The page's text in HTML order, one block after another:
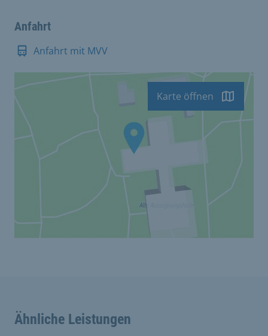
Anfahrt
Anfahrt mit MVV
Karte öffnen
Ähnliche Leistungen